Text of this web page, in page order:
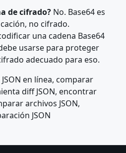
de cifrado? No. Base64 es
no cifrado.
una cadena Base64
usarse para proteger
adecuado para eso.
en línea, comparar
diff JSON, encontrar
archivos JSON,
JSON